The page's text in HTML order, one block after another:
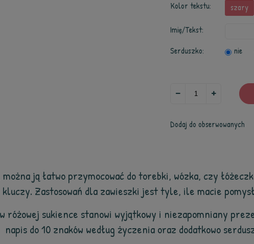
Kolor tekstu: szary
Imię/Tekst:
Serduszko:
nie
Dodaj do obserwowanych
ją łatwo przymocować do torebki, wózka, czy
kluczy. Zastosowań dla zawieszki jest tyle, ile macie
różowej sukience stanowi wyjątkowy i niezapomniany
napis do 10 znaków według życzenia oraz dodatkowo